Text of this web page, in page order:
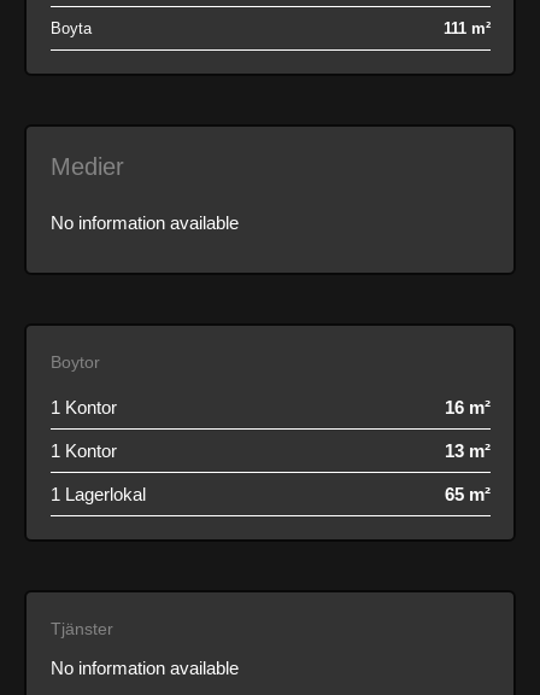
Boyta 111 m²
Medier
No information available
Boytor
1 Kontor 16 m²
1 Kontor 13 m²
1 Lagerlokal 65 m²
Tjänster
No information available